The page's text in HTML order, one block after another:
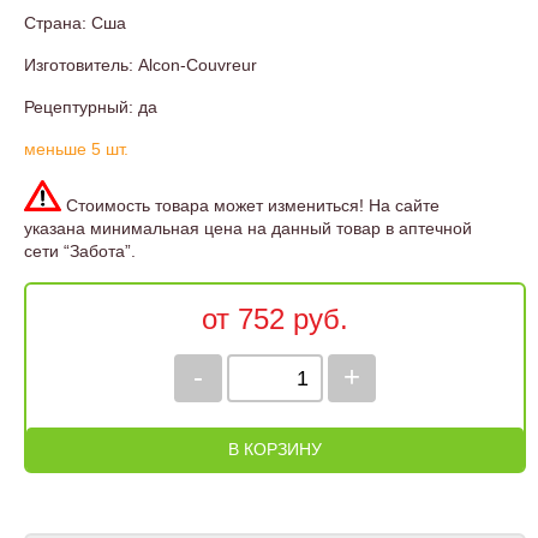
Страна: Сша
Изготовитель: Alcon-Couvreur
Рецептурный: да
меньше 5 шт.
Стоимость товара может измениться! На сайте
указана минимальная цена на данный товар в аптечной
сети “Забота”.
от 752 руб.
+
-
В КОРЗИНУ